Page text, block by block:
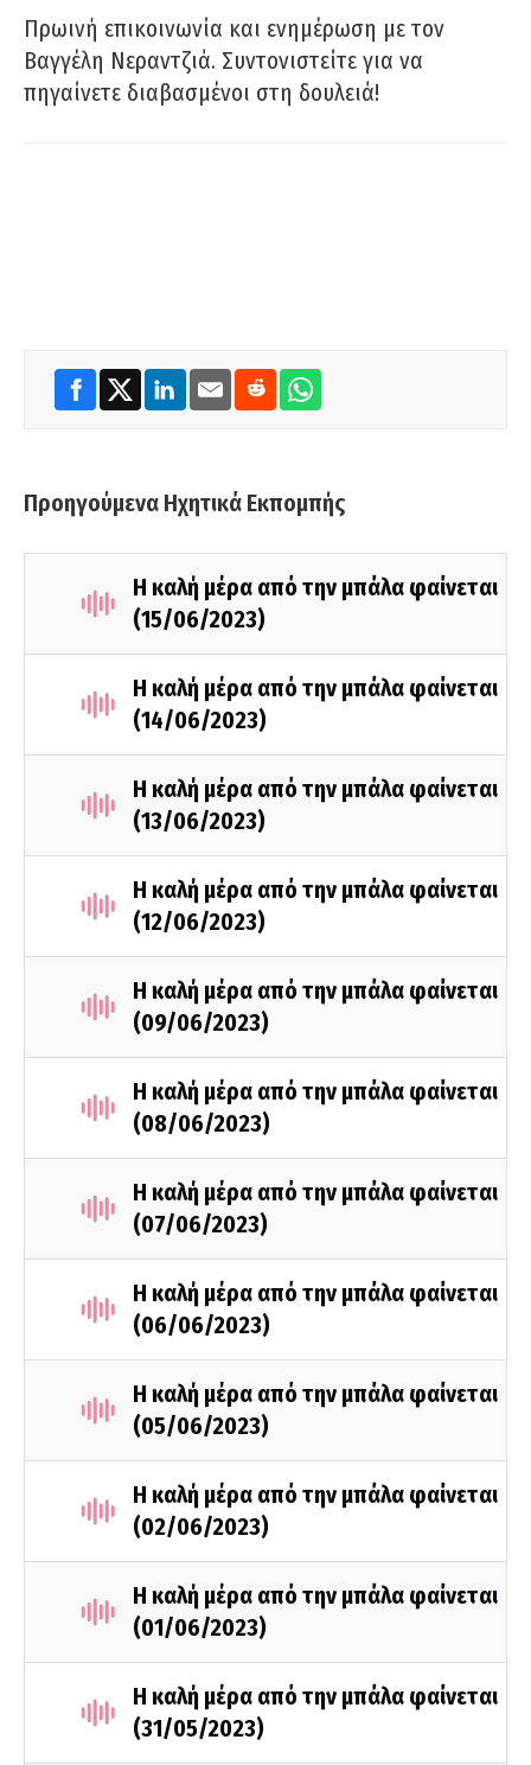
Πρωινή επικοινωνία και ενημέρωση με τον
Βαγγέλη Νεραντζιά. Συντονιστείτε για να
πηγαίνετε διαβασμένοι στη δουλειά!
Προηγούμενα Ηχητικά Εκπομπής
Η καλή μέρα από την μπάλα φαίνεται
(15/06/2023)
Η καλή μέρα από την μπάλα φαίνεται
(14/06/2023)
Η καλή μέρα από την μπάλα φαίνεται
(13/06/2023)
Η καλή μέρα από την μπάλα φαίνεται
(12/06/2023)
Η καλή μέρα από την μπάλα φαίνεται
(09/06/2023)
Η καλή μέρα από την μπάλα φαίνεται
(08/06/2023)
Η καλή μέρα από την μπάλα φαίνεται
(07/06/2023)
Η καλή μέρα από την μπάλα φαίνεται
(06/06/2023)
Η καλή μέρα από την μπάλα φαίνεται
(05/06/2023)
Η καλή μέρα από την μπάλα φαίνεται
(02/06/2023)
Η καλή μέρα από την μπάλα φαίνεται
(01/06/2023)
Η καλή μέρα από την μπάλα φαίνεται
(31/05/2023)